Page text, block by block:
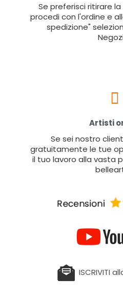
Se preferisci ritirare
procedi con l'ordine e
spedizione"
Artisti
Se sei nostro
gratuitamente le tue
il tuo lavoro alla vasta
ISCRIVITI